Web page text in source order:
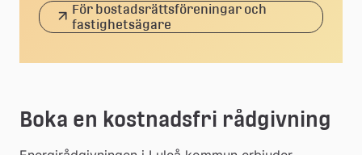
För bostadsrättsföreningar och
fastighetsägare
Boka en kostnadsfri rådgivning